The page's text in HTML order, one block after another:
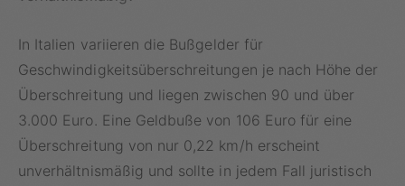
In Italien variieren die Bußgelder für
Geschwindigkeitsüberschreitungen je nach Höhe der
Überschreitung und liegen zwischen 90 und über
3.000 Euro. Eine Geldbuße von 106 Euro für eine
Überschreitung von nur 0,22 km/h erscheint
unverhältnismäßig und sollte in jedem Fall juristisch